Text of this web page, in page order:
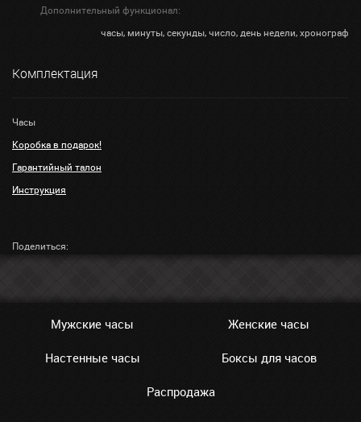
Дополнительный функционал:
часы, минуты, секунды, число, день недели, хронограф
Комплектация
Часы
Коробка в подарок!
Гарантийный талон
Инструкция
Поделиться:
Мужские часы Женские часы
Настенные часы Боксы для часов
Распродажа